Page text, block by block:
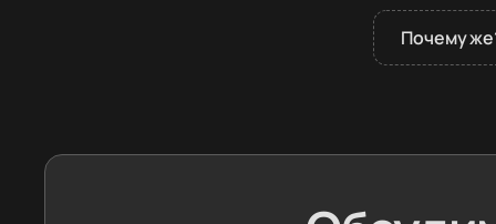
Почему
скрытые